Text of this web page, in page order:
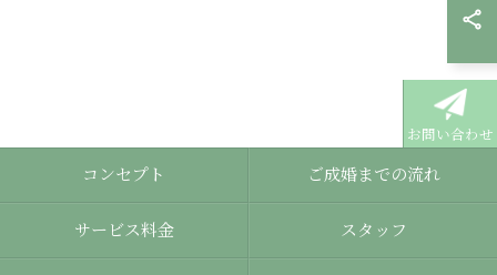
お問い合わせ
コンセプト ご成婚までの流れ
サービス料金 スタッフ